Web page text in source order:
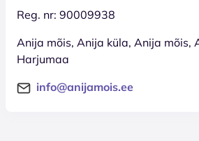
Reg. nr: 90009938
Anija mõis, Anija küla, Anija mõis,
Harjumaa
info@anijamois.ee